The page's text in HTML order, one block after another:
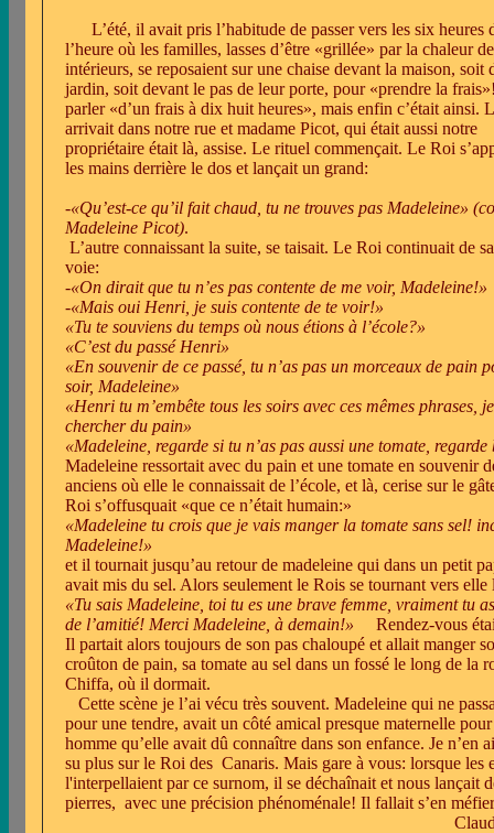
L’été, il avait pris l’habitude de passer vers les six heures
l’heure où les familles, lasses d’être «grillée» par la chaleur
intérieurs, se reposaient sur une chaise devant la maison, soit
jardin, soit devant le pas de leur porte, pour «prendre la
parler «d’un frais à dix huit heures», mais enfin c’était ainsi.
arrivait dans notre rue et madame Picot, qui était aussi notre
propriétaire était là, assise. Le rituel commençait. Le Roi
les mains derrière le dos et lançait un grand:
-«Qu’est-ce qu’il fait chaud, tu ne trouves pas Madeleine»
Madeleine Picot).
L’autre connaissant la suite, se taisait. Le Roi continuait de
voie:
-«On dirait que tu n’es pas contente de me voir, Madeleine!»
-«Mais oui Henri, je suis contente de te voir!»
«Tu te souviens du temps où nous étions à l’école?»
«C’est du passé Henri»
«En souvenir de ce passé, tu n’as pas un morceaux de pain
soir, Madeleine»
«Henri tu m’embête tous les soirs avec ces mêmes phrases,
chercher du pain»
«Madeleine, regarde si tu n’as pas aussi une tomate, regarde
Madeleine ressortait avec du pain et une tomate en souvenir
anciens où elle le connaissait de l’école, et là, cerise sur le
Roi s’offusquait «que ce n’était humain:»
«Madeleine tu crois que je vais manger la tomate sans sel!
Madeleine!»
et il tournait jusqu’au retour de madeleine qui dans un petit
avait mis du sel. Alors seulement le Rois se tournant vers elle
«Tu sais Madeleine, toi tu es une brave femme, vraiment tu
de l’amitié! Merci Madeleine, à demain!»
Rendez-vous
Il partait alors toujours de son pas chaloupé et allait manger
croûton de pain, sa tomate au sel dans un fossé le long de la
Chiffa, où il dormait.
Cette scène je l’ai vécu très souvent. Madeleine qui ne
pour une tendre, avait un côté amical presque maternelle
homme qu’elle avait dû connaître dans son enfance. Je n’en
su plus sur le Roi des Canaris. Mais gare à vous: lorsque les
l'interpellaient par ce surnom, il se déchaînait et nous lançait
pierres, avec une précision phénoménale! Il fallait s’en